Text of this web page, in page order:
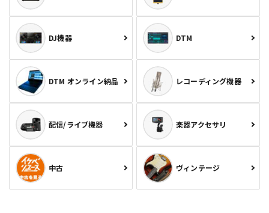
DJ機器 DTM
DTM オンライン納品 レコーディング機器
配信/ライブ機器 楽器アクセサリ
中古 ヴィンテージ